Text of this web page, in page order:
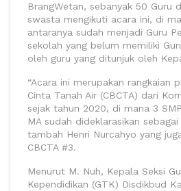
BrangWetan, sebanyak 50 Guru
swasta mengikuti acara ini, di
antaranya sudah menjadi Guru
sekolah yang belum memiliki
oleh guru yang ditunjuk oleh
“Acara ini merupakan rangkaian
Cinta Tanah Air (CBCTA) dari
sejak tahun 2020, di mana 3
MA sudah dideklarasikan
tambah Henri Nurcahyo yang
CBCTA #3.
Menurut M. Nuh, Kepala Seksi
Kependidikan (GTK) Disdikbud